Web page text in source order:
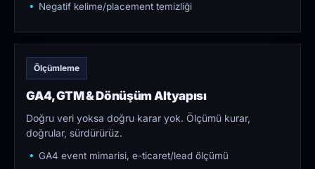
Negatif kelime/placement temizliği
Ölçümleme
GA4, GTM & Dönüşüm Altyapısı
Doğru veri yoksa doğru karar yok. Ölçümü kurar,
doğrular, sürdürürüz.
GA4 event mimarisi, e-ticaret/lead ölçümü